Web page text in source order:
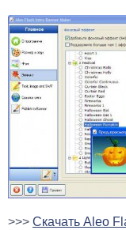
>>> Скачать Aleo